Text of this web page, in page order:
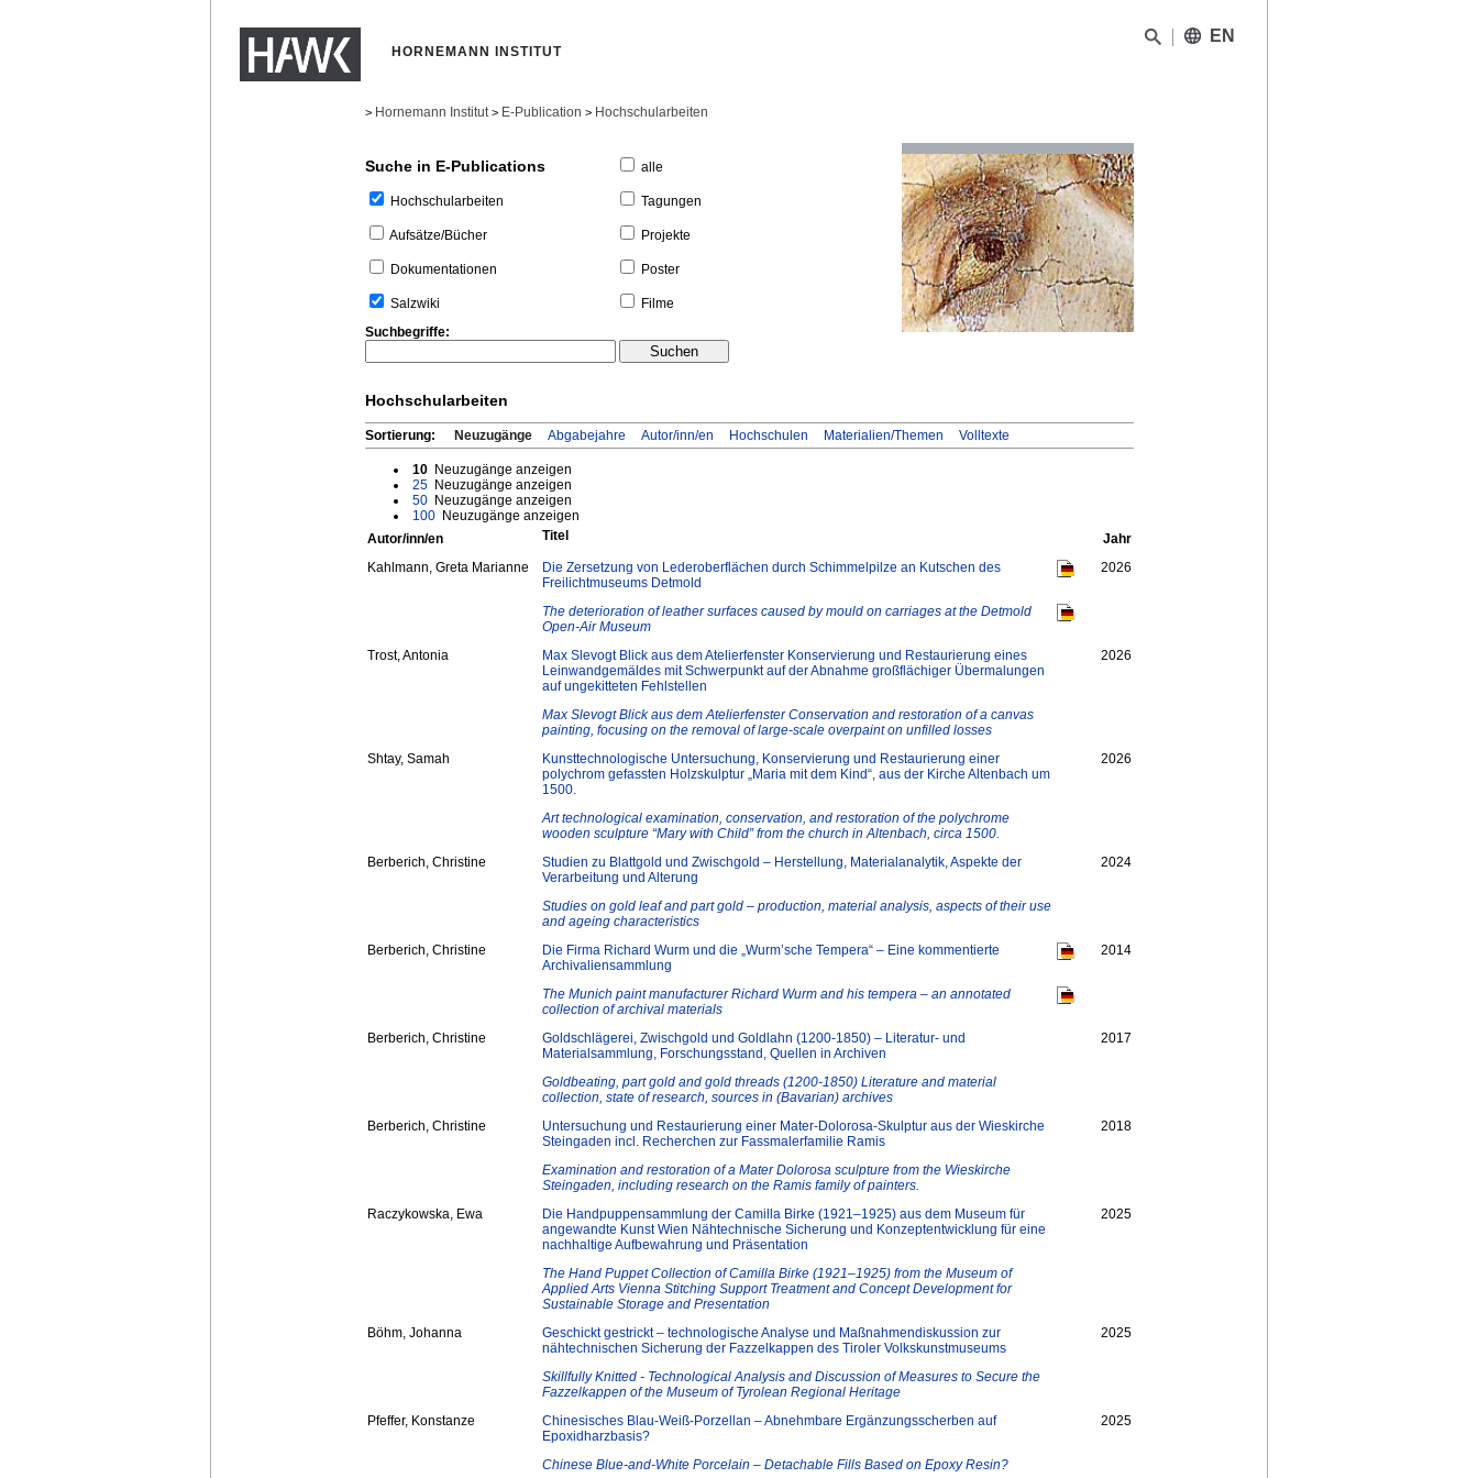
HORNEMANN INSTITUT
EN
> Hornemann Institut > E-Publication > Hochschularbeiten
Suche in E-Publications
Hochschularbeiten
Aufsätze/Bücher
Dokumentationen
Salzwiki
alle
Tagungen
Projekte
Poster
Filme
Suchbegriffe:
Hochschularbeiten
Sortierung: Neuzugänge Abgabejahre Autor/inn/en Hochschulen Materialien/Themen Volltexte
10 Neuzugänge anzeigen
25 Neuzugänge anzeigen
50 Neuzugänge anzeigen
100 Neuzugänge anzeigen
Autor/inn/en
Titel
Jahr
Kahlmann, Greta Marianne
Die Zersetzung von Lederoberflächen durch Schimmelpilze an Kutschen des
Freilichtmuseums Detmold
2026
The deterioration of leather surfaces caused by mould on carriages at the Detmold
Open-Air Museum
Trost, Antonia
Max Slevogt Blick aus dem Atelierfenster Konservierung und Restaurierung eines
Leinwandgemäldes mit Schwerpunkt auf der Abnahme großflächiger Übermalungen
auf ungekitteten Fehlstellen
2026
Max Slevogt Blick aus dem Atelierfenster Conservation and restoration of a canvas
painting, focusing on the removal of large-scale overpaint on unfilled losses
Shtay, Samah
Kunsttechnologische Untersuchung, Konservierung und Restaurierung einer
polychrom gefassten Holzskulptur „Maria mit dem Kind“, aus der Kirche Altenbach um
1500.
2026
Art technological examination, conservation, and restoration of the polychrome
wooden sculpture “Mary with Child” from the church in Altenbach, circa 1500.
Berberich, Christine
Studien zu Blattgold und Zwischgold – Herstellung, Materialanalytik, Aspekte der
Verarbeitung und Alterung
2024
Studies on gold leaf and part gold – production, material analysis, aspects of their use
and ageing characteristics
Berberich, Christine
Die Firma Richard Wurm und die „Wurm’sche Tempera“ – Eine kommentierte
Archivaliensammlung
2014
The Munich paint manufacturer Richard Wurm and his tempera – an annotated
collection of archival materials
Berberich, Christine
Goldschlägerei, Zwischgold und Goldlahn (1200-1850) – Literatur- und
Materialsammlung, Forschungsstand, Quellen in Archiven
2017
Goldbeating, part gold and gold threads (1200-1850) Literature and material
collection, state of research, sources in (Bavarian) archives
Berberich, Christine
Untersuchung und Restaurierung einer Mater-Dolorosa-Skulptur aus der Wieskirche
Steingaden incl. Recherchen zur Fassmalerfamilie Ramis
2018
Examination and restoration of a Mater Dolorosa sculpture from the Wieskirche
Steingaden, including research on the Ramis family of painters.
Raczykowska, Ewa
Die Handpuppensammlung der Camilla Birke (1921–1925) aus dem Museum für
angewandte Kunst Wien Nähtechnische Sicherung und Konzeptentwicklung für eine
nachhaltige Aufbewahrung und Präsentation
2025
The Hand Puppet Collection of Camilla Birke (1921–1925) from the Museum of
Applied Arts Vienna Stitching Support Treatment and Concept Development for
Sustainable Storage and Presentation
Böhm, Johanna
Geschickt gestrickt – technologische Analyse und Maßnahmendiskussion zur
nähtechnischen Sicherung der Fazzelkappen des Tiroler Volkskunstmuseums
2025
Skillfully Knitted - Technological Analysis and Discussion of Measures to Secure the
Fazzelkappen of the Museum of Tyrolean Regional Heritage
Pfeffer, Konstanze
Chinesisches Blau-Weiß-Porzellan – Abnehmbare Ergänzungsscherben auf
Epoxidharzbasis?
2025
Chinese Blue-and-White Porcelain – Detachable Fills Based on Epoxy Resin?